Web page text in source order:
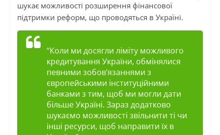
шукає можливості розширення фінансової
підтримки реформ, що проводяться в Україні.
“Коли ми досягли ліміту можливого
кредитування України, обмінялися
певними зобов’язаннями з
європейськими інституційними
банками з тим, щоб ми могли дати
більше Україні. Зараз додатково
шукаємо можливості звільнити ті чи
інші ресурси, щоб направити їх в